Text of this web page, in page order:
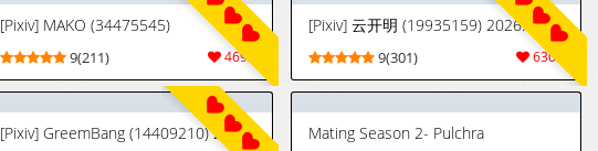
[Pixiv] MAKO (34475545)
4692
9(211)
[Pixiv] 云开明 (19935159) 2026.07.30
6305
9(301)
[Pixiv] GreemBang (14409210) 2026.07.30 Mating Season 2- Pulchra